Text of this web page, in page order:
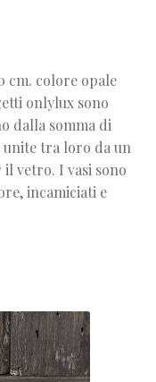
cm. colore opale
onlylux sono
dalla somma di
unite tra loro da un
il vetro. I vasi sono
incamiciati e